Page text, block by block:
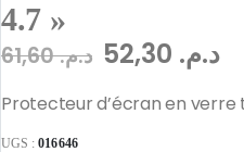
4.7 »
د.م.61,60 د.م.
Protecteur d’écran en
UGS :016646